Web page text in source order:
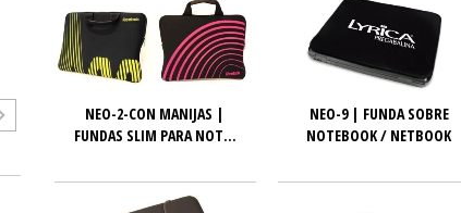
NEO-2-CON MANIJAS |
FUNDAS SLIM PARA NOT...
NEO-9 | FUNDA SOBRE
NOTEBOOK / NETBOOK